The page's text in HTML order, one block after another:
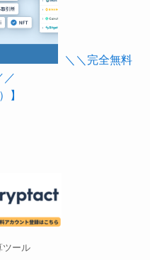
＼＼完全無料
／
】
ツール